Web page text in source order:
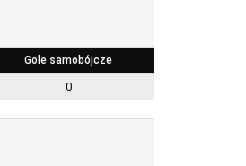
Gole samobójcze
0